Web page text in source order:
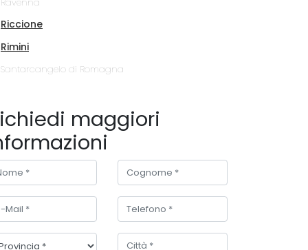
Riccione
Rimini
Santarcangelo di Romagna
maggiori